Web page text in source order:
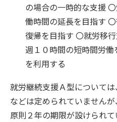
の場合の一時的な支援
働時間の延長を目指す
復帰を目指す 〇就労移
週１０時間の短時間労
を利用する
就労継続支援Ａ型について
などは定められていません
原則２年の期限が設けられ